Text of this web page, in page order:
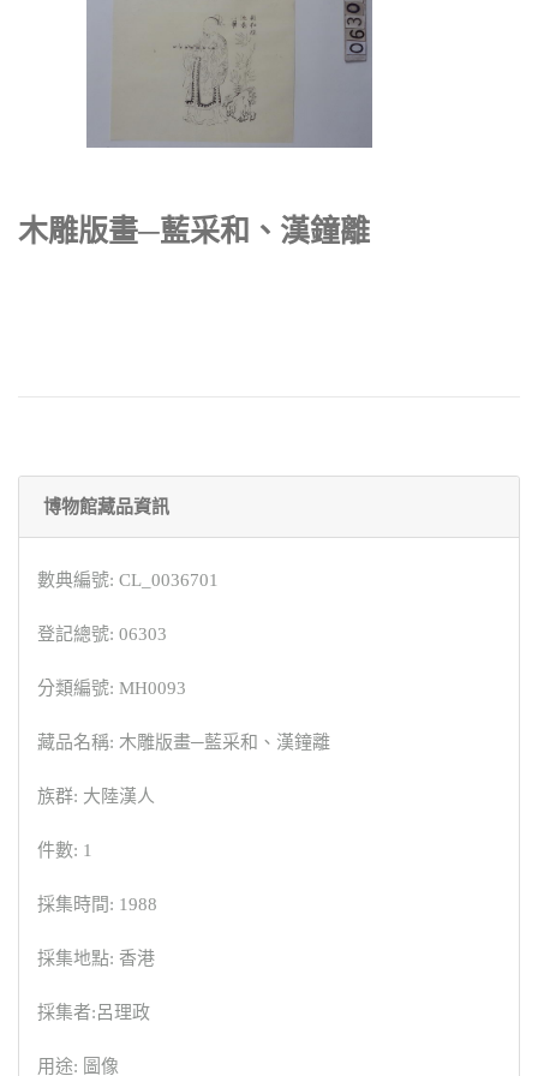
木雕版畫─藍采和、漢鐘離
博物館藏品資訊
數典編號: CL_0036701
登記總號: 06303
分類編號: MH0093
藏品名稱: 木雕版畫─藍采和、漢鐘離
族群: 大陸漢人
件數: 1
採集時間: 1988
採集地點: 香港
採集者:呂理政
用途: 圖像